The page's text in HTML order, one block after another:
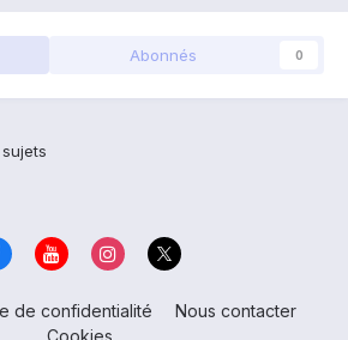
Abonnés 0
de confidentialité
Nous contacter
Cookies